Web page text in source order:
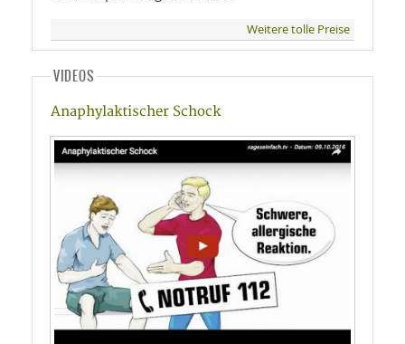
Weitere tolle Preise
VIDEOS
Anaphylaktischer Schock